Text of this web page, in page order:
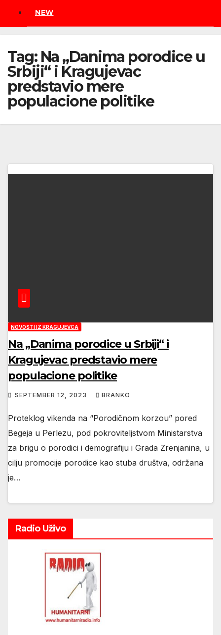
NEW
Tag: Na „Danima porodice u
Srbiji“ i Kragujevac
predstavio mere
populacione politike
NOVOSTI IZ KRAGUJEVCA
Na „Danima porodice u Srbiji“ i
Kragujevac predstavio mere
populacione politike
SEPTEMBER 12, 2023 BRANKO
Proteklog vikenda na “Porodičnom korzou” pored
Begeja u Perlezu, pod pokroviteljstvom Ministarstva
za brigu o porodici i demografiju i Grada Zrenjanina, u
cilju promocije porodice kao stuba društva, održana
je…
Radio Uživo